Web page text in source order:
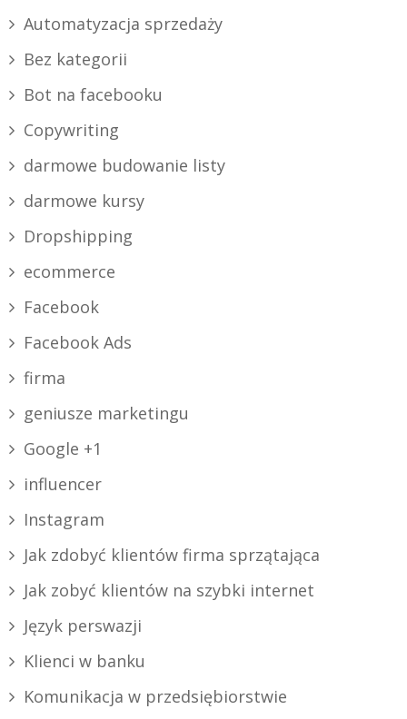
Automatyzacja sprzedaży
Bez kategorii
Bot na facebooku
Copywriting
darmowe budowanie listy
darmowe kursy
Dropshipping
ecommerce
Facebook
Facebook Ads
firma
geniusze marketingu
Google +1
influencer
Instagram
Jak zdobyć klientów firma sprzątająca
Jak zobyć klientów na szybki internet
Język perswazji
Klienci w banku
Komunikacja w przedsiębiorstwie